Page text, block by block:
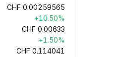
CHF 0.00259565
+10.50%
CHF 0.00633
+1.50%
CHF 0.114041